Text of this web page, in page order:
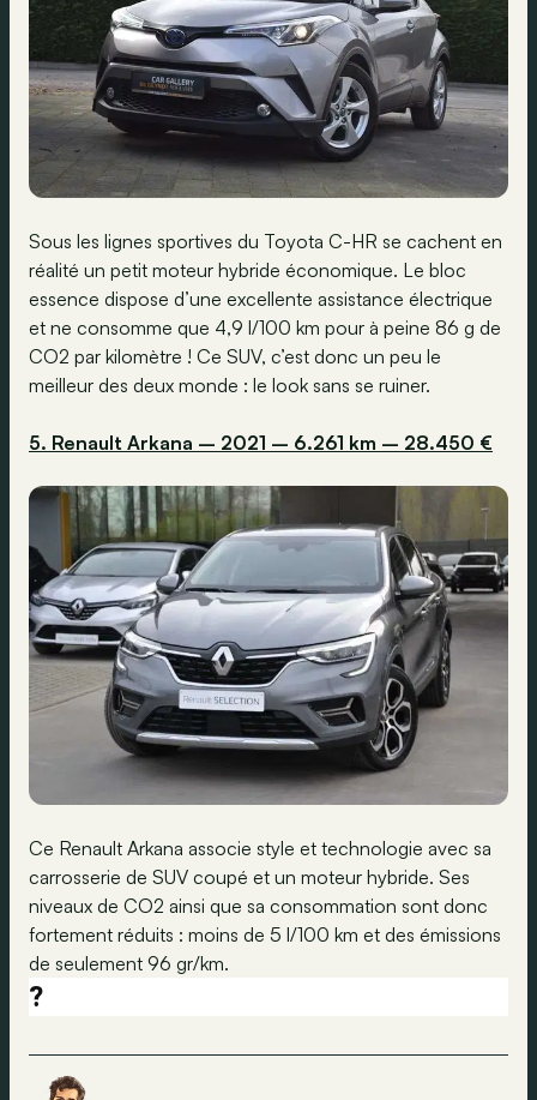
Sous les lignes sportives du Toyota C-HR se cachent en
réalité un petit moteur hybride économique. Le bloc
essence dispose d’une excellente assistance électrique
et ne consomme que 4,9 l/100 km pour à peine 86 g de
CO2 par kilomètre ! Ce SUV, c’est donc un peu le
meilleur des deux monde : le look sans se ruiner.
5. Renault Arkana – 2021 – 6.261 km – 28.450 €
Ce Renault Arkana associe style et technologie avec sa
carrosserie de SUV coupé et un moteur hybride. Ses
niveaux de CO2 ainsi que sa consommation sont donc
fortement réduits : moins de 5 l/100 km et des émissions
de seulement 96 gr/km.
?